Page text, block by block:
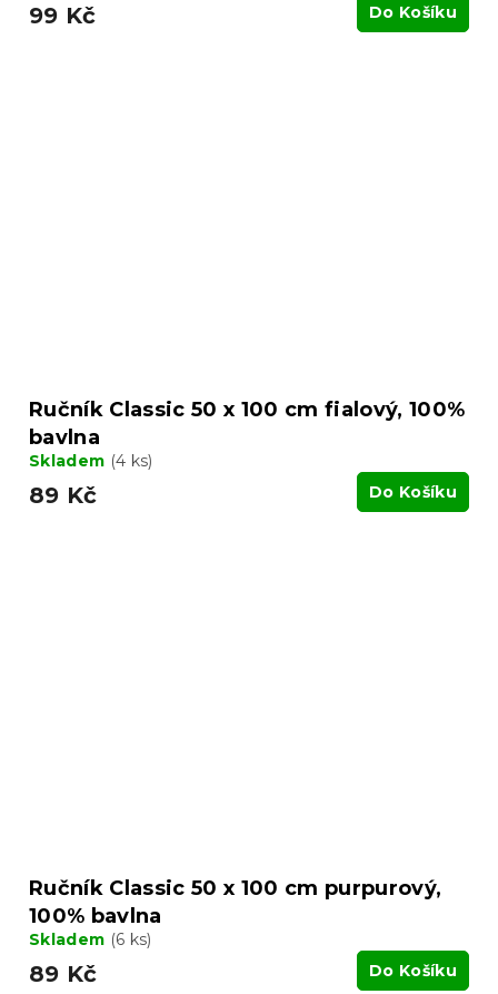
99 Kč Do Košíku
Ručník Classic 50 x 100 cm fialový, 100%
bavlna
Skladem (4 ks)
89 Kč Do Košíku
Ručník Classic 50 x 100 cm purpurový,
100% bavlna
Skladem (6 ks)
89 Kč Do Košíku